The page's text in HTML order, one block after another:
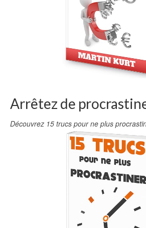
Arrêtez de
Découvrez 15 trucs pour ne plus